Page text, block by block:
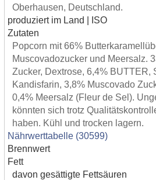
Oberhausen, Deutschland.
produziert im Land | ISO
Zutaten
Popcorn mit 66%
Muscovadozucker und Meersalz.
Zucker, Dextrose, 6,4% BUTTER,
Kandisfarin, 3,8% Muscovado
0,4% Meersalz (Fleur de Sel).
könnten sich trotz
haben. Kühl und trocken lagern.
Nährwerttabelle (30599)
Brennwert
Fett
davon gesättigte Fettsäuren